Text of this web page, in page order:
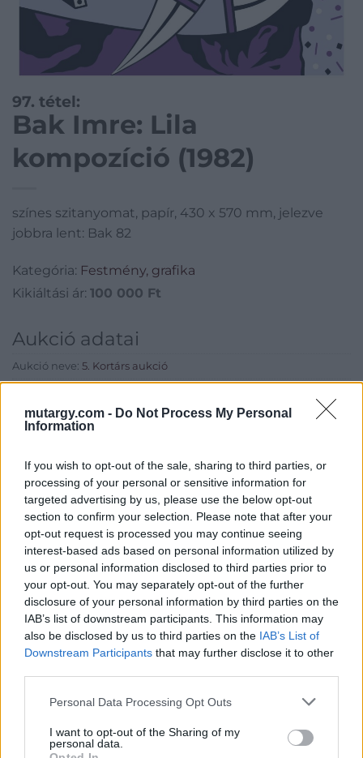
mutargy.com - Do Not Process My Personal
Information
If you wish to opt-out of the sale, sharing to third parties, or
processing of your personal or sensitive information for
targeted advertising by us, please use the below opt-out
section to confirm your selection. Please note that after your
opt-out request is processed you may continue seeing
interest-based ads based on personal information utilized by
us or personal information disclosed to third parties prior to
your opt-out. You may separately opt-out of the further
disclosure of your personal information by third parties on the
IAB’s list of downstream participants. This information may
also be disclosed by us to third parties on the IAB’s List of
Downstream Participants that may further disclose it to other
Personal Data Processing Opt Outs
I want to opt-out of the Sharing of my
personal data.
97. tétel:
Bak Imre: Lila
kompozíció (1982)
színes szitanyomat, papír, 430 x 570 mm, jelezve
jobbra lent: Bak 82
Kategória: Festmény, grafika
Kikiáltási ár: 100 000 Ft
Aukció adatai
Aukció neve: 5. Kortárs aukció
Aukció ideje: 18:00
Tételszám: 97
Eladó adatai
Eladó: Virág Judit Galéria
Cím: Nemes Zsófia
Mű-Terem Galéria Kft.
1055 Budapest, Falk Miksa u. 30
Telefon: 36-1-312-2071, 269-4681 269-4681
Weboldal:http://www.viragjuditgaleria.hu
Bemutatkozás: Kiemelkedő kvalitású 19. és 20. századi magyar
aukcionálása. Exkluzív aukciók évente 3 alkalommal.
GALÉRIA TOVÁBBI MŰTÁRGYAI